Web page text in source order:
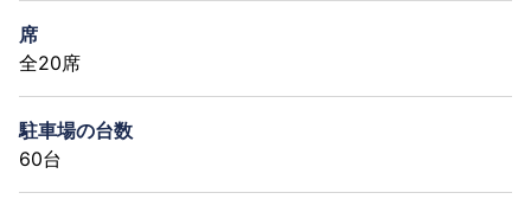
席
全20席
駐車場の台数
60台